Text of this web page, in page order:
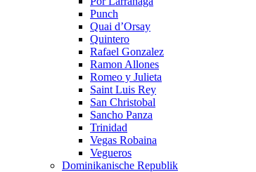
Punch
Quai d’Orsay
Quintero
Rafael Gonzalez
Ramon Allones
Romeo y Julieta
Saint Luis Rey
San Christobal
Sancho Panza
Trinidad
Vegas Robaina
Vegueros
Dominikanische Republik